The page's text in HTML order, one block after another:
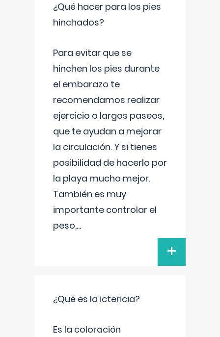
¿Qué hacer para los pies
hinchados?
Para evitar que se
hinchen los pies durante
el embarazo te
recomendamos realizar
ejercicio o largos paseos,
que te ayudan a mejorar
la circulación. Y si tienes
posibilidad de hacerlo por
la playa mucho mejor.
También es muy
importante controlar el
peso,...
+
¿Qué es la ictericia?
Es la coloración